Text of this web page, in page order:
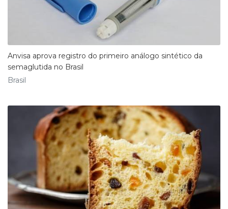
Anvisa aprova registro do primeiro análogo sintético da
semaglutida no Brasil
Brasil